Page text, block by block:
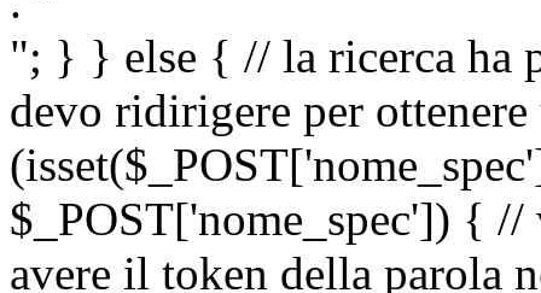
"; } } else { // la ricerca ha
devo ridirigere per
$_POST['nome_spec']) {
avere il token della parola